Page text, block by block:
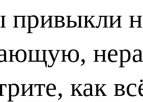
как